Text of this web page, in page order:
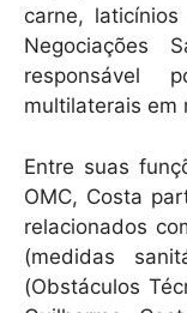
carne,
Negociações
responsável
multilaterais em
Entre suas
OMC, Costa
relacionados
(medidas
(Obstáculos